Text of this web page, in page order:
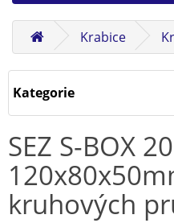
Krabice
Kategorie
SEZ S-BOX
kruhových